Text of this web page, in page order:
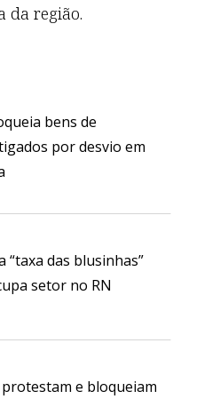
da região.
bens de
por desvio em
“taxa das blusinhas”
setor no RN
e bloqueiam